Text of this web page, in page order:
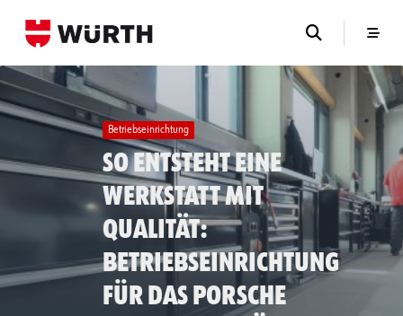
Betriebseinrichtung
So entsteht eine
Werkstatt mit
Qualität:
Betriebseinrichtung
für das Porsche